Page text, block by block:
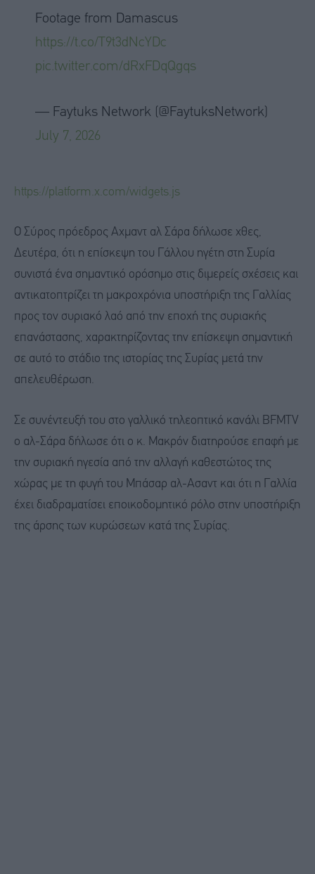
Footage from Damascus
https://t.co/T9t3dNcYDc
pic.twitter.com/dRxFDqQgqs
— Faytuks Network (@FaytuksNetwork)
July 7, 2026
https://platform.x.com/widgets.js
Ο Σύρος πρόεδρος Αχμαντ αλ Σάρα δήλωσε χθες,
Δευτέρα, ότι η επίσκεψη του Γάλλου ηγέτη στη Συρία
συνιστά ένα σημαντικό ορόσημο στις διμερείς σχέσεις και
αντικατοπτρίζει τη μακροχρόνια υποστήριξη της Γαλλίας
προς τον συριακό λαό από την εποχή της συριακής
επανάστασης, χαρακτηρίζοντας την επίσκεψη σημαντική
σε αυτό το στάδιο της ιστορίας της Συρίας μετά την
απελευθέρωση.
Σε συνέντευξή του στο γαλλικό τηλεοπτικό κανάλι BFMTV
ο αλ-Σάρα δήλωσε ότι ο κ. Μακρόν διατηρούσε επαφή με
την συριακή ηγεσία από την αλλαγή καθεστώτος της
χώρας με τη φυγή του Μπάσαρ αλ-Ασαντ και ότι η Γαλλία
έχει διαδραματίσει εποικοδομητικό ρόλο στην υποστήριξη
της άρσης των κυρώσεων κατά της Συρίας.